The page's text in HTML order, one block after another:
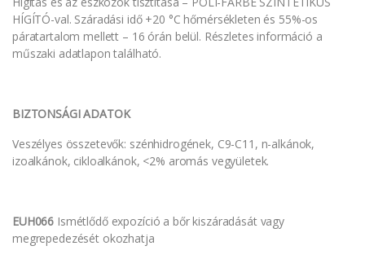
HÍGÍTÓ-val. Száradási idő +20 °C hőmérsékleten és 55%-os
páratartalom mellett – 16 órán belül. Részletes információ a
műszaki adatlapon található.
BIZTONSÁGI ADATOK
Veszélyes összetevők: szénhidrogének, C9-C11, n-alkánok,
izoalkánok, cikloalkánok, <2% aromás vegyületek.
EUH066 Ismétlődő expozíció a bőr kiszáradását vagy
megrepedezését okozhatja